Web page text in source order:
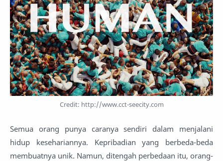
Credit: http://www.cct-seecity.com
Semua orang punya caranya sendiri dalam menjalani
hidup kesehariannya. Kepribadian yang berbeda-beda
membuatnya unik. Namun, ditengah perbedaan itu, orang-